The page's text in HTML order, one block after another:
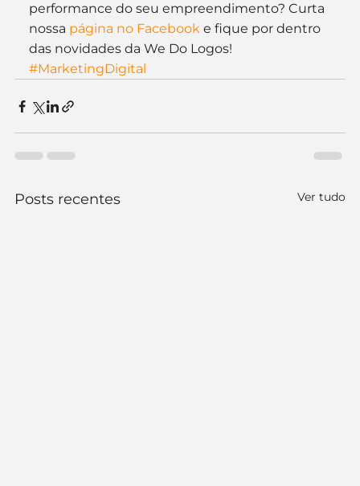
performance do seu empreendimento? Curta
nossa página no Facebook e fique por dentro
das novidades da We Do Logos!
#MarketingDigital
Posts recentes Ver tudo